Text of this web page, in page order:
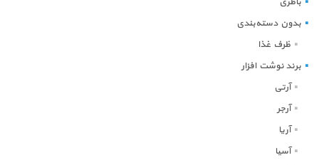
بدون دسته‌بندی
ظرف غذا
برند نوشت افزار
آرتی
آرجر
آریا
آسیا